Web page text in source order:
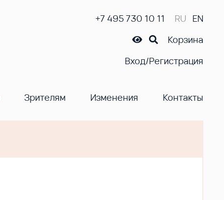
+7 495 730 10 11 RU EN
Корзина
Вход/Регистрация
Зрителям Изменения Контакты